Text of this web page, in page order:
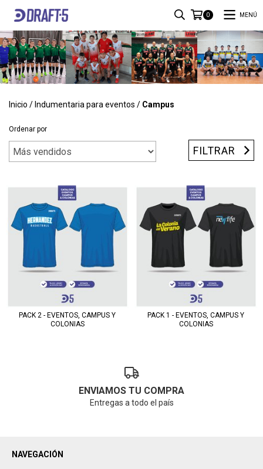
0 MENÚ
Inicio / Indumentaria para eventos / Campus
Ordenar por
FILTRAR
PACK 2 - EVENTOS, CAMPUS Y
COLONIAS
PACK 1 - EVENTOS, CAMPUS Y
COLONIAS
ENVIAMOS TU COMPRA
Entregas a todo el país
NAVEGACIÓN